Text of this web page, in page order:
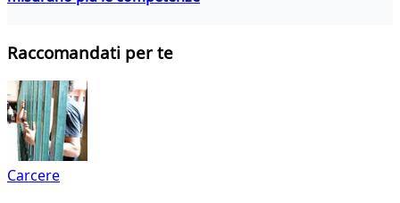
Raccomandati per te
Carcere